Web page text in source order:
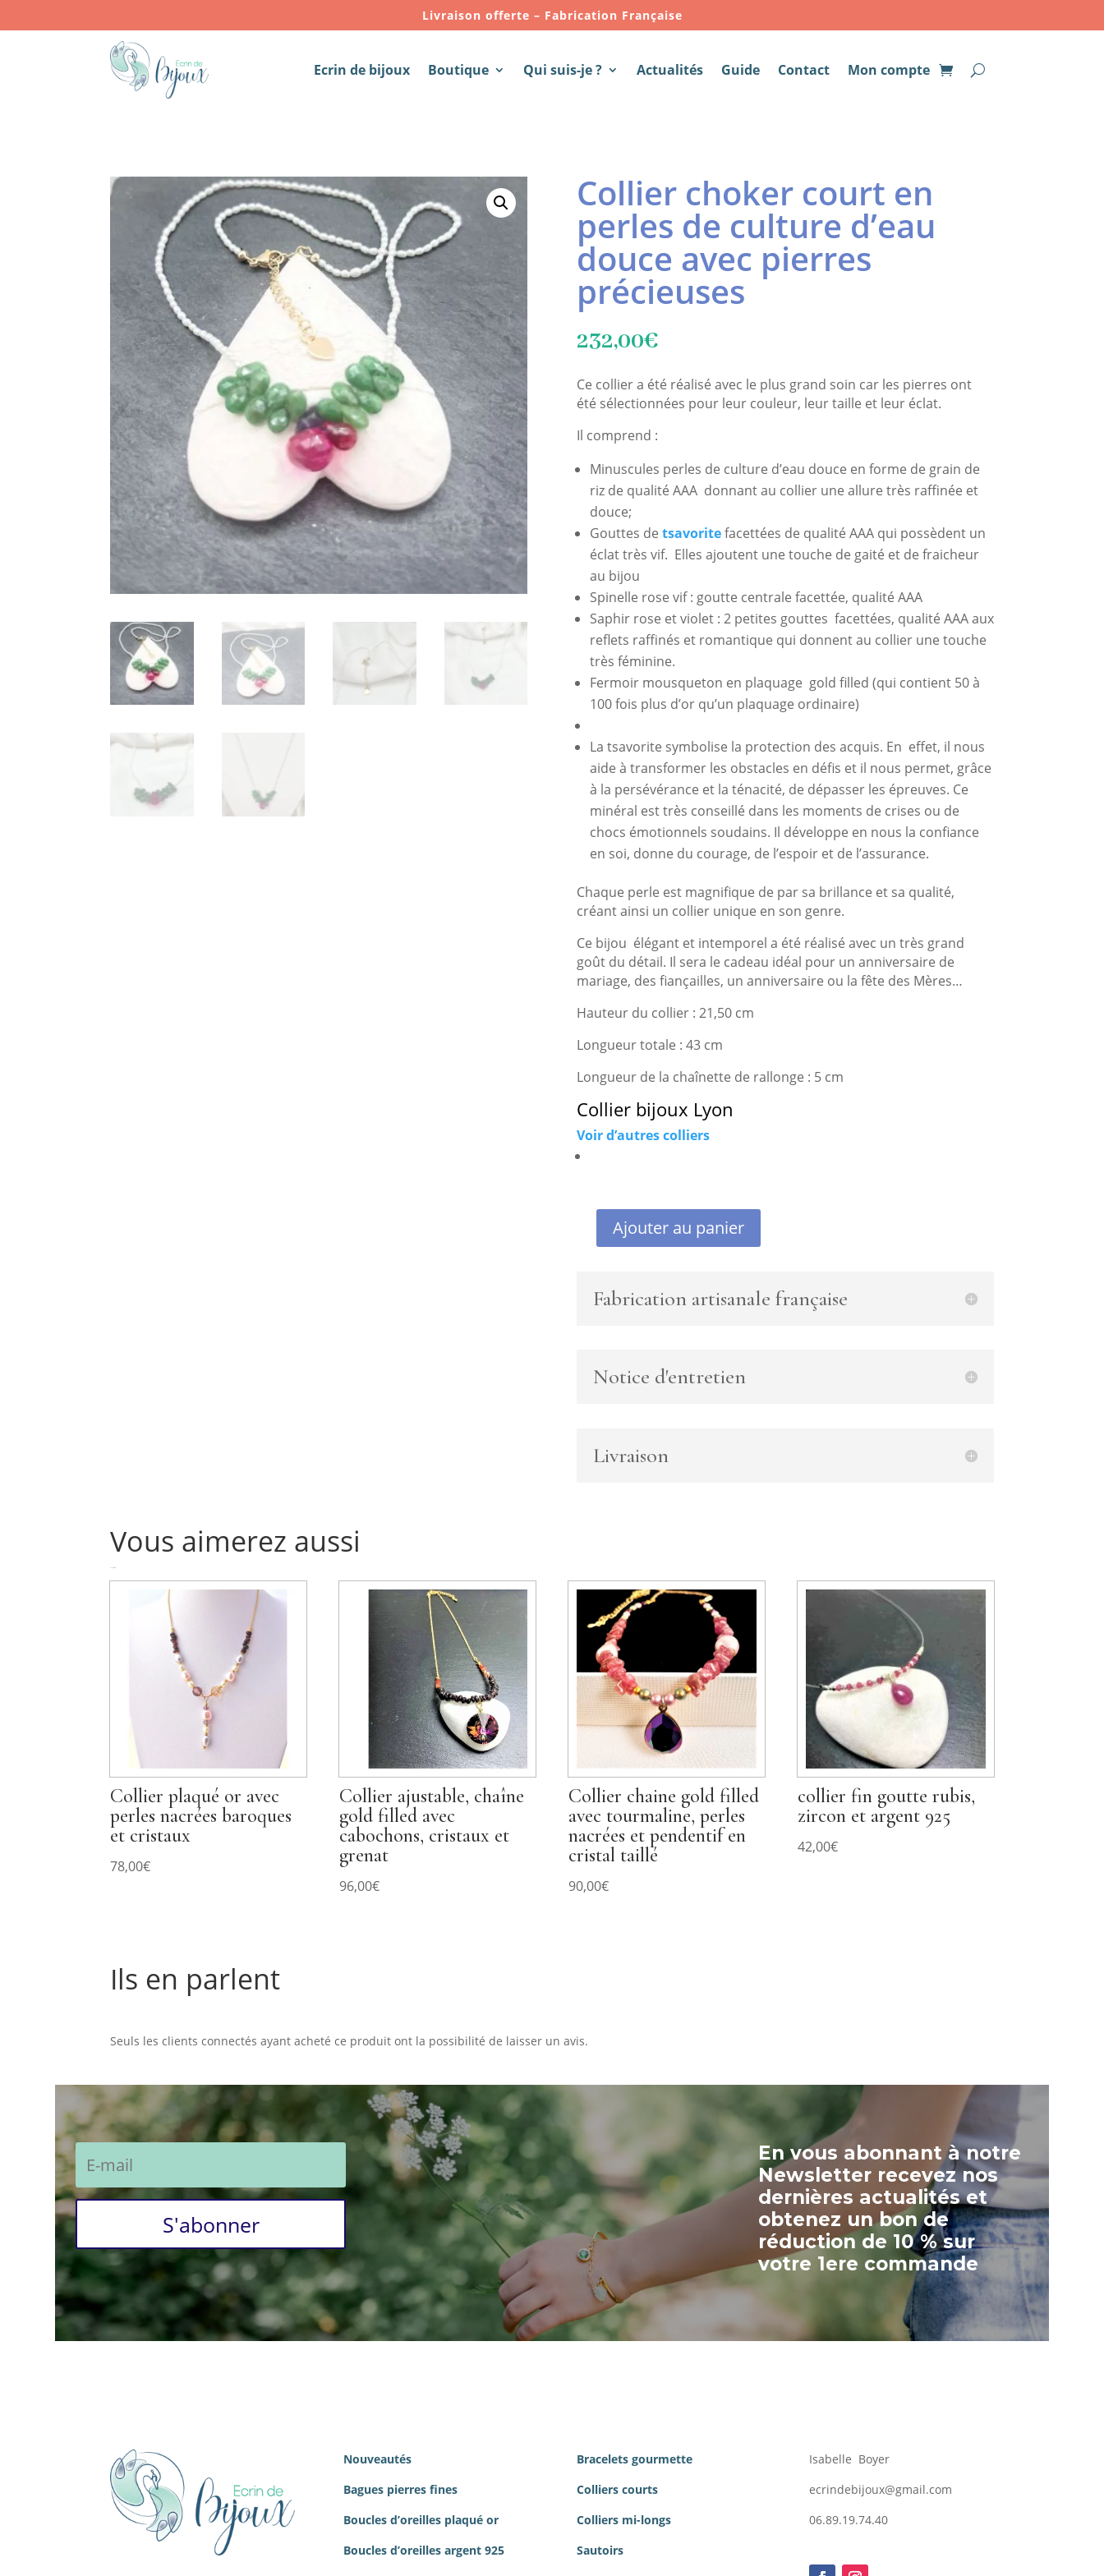
Livraison offerte – Fabrication Française
Ecrin de bijoux Boutique Qui suis-je ? Actualités Guide Contact Mon compte
Collier choker court en
perles de culture d’eau
douce avec pierres
précieuses
232,00€
Ce collier a été réalisé avec le plus grand soin car les pierres ont
été sélectionnées pour leur couleur, leur taille et leur éclat.
Il comprend :
Minuscules perles de culture d’eau douce en forme de grain de
riz de qualité AAA donnant au collier une allure très raffinée et
douce;
Gouttes de tsavoritefacettées de qualité AAA qui possèdent un
éclat très vif. Elles ajoutent une touche de gaité et de fraicheur
au bijou
Spinelle rose vif : goutte centrale facettée, qualité AAA
Saphir rose et violet : 2 petites gouttes facettées, qualité AAA aux
reflets raffinés et romantique qui donnent au collier une touche
très féminine.
Fermoir mousqueton en plaquage gold filled (qui contient 50 à
100 fois plus d’or qu’un plaquage ordinaire)
La tsavorite symbolise la protection des acquis. En effet, il nous
aide à transformer les obstacles en défis et il nous permet, grâce
à la persévérance et la ténacité, de dépasser les épreuves. Ce
minéral est très conseillé dans les moments de crises ou de
chocs émotionnels soudains. Il développe en nous la confiance
en soi, donne du courage, de l’espoir et de l’assurance.
Chaque perle est magnifique de par sa brillance et sa qualité,
créant ainsi un collier unique en son genre.
Ce bijou élégant et intemporel a été réalisé avec un très grand
goût du détail. Il sera le cadeau idéal pour un anniversaire de
mariage, des fiançailles, un anniversaire ou la fête des Mères…
Hauteur du collier : 21,50 cm
Longueur totale : 43 cm
Longueur de la chaînette de rallonge : 5 cm
Collier bijoux Lyon
Voir d’autres colliers
quantité
choker
culture
pierres
Ajouter au panier
Fabrication artisanale française
Notice d'entretien
Livraison
Vous aimerez aussi
Collier plaqué or avec
perles nacrées baroques
et cristaux
78,00€
Collier ajustable, chaîne
gold filled avec
cabochons, cristaux et
grenat
96,00€
Collier chaine gold filled
avec tourmaline, perles
nacrées et pendentif en
cristal taillé
90,00€
collier fin goutte rubis,
zircon et argent 925
42,00€
Ils en parlent
Seuls les clients connectés ayant acheté ce produit ont la possibilité de laisser un avis.
S'abonner
En vous abonnant à notre
Newsletter recevez nos
dernières actualités et
obtenez un bon de
réduction de 10 % sur
votre 1ere commande
Nouveautés
Bagues pierres fines
Boucles d’oreilles plaqué or
Boucles d’oreilles argent 925
Bracelets gourmette
Colliers courts
Colliers mi-longs
Sautoirs
Isabelle Boyer
ecrindebijoux@gmail.com
06.89.19.74.40